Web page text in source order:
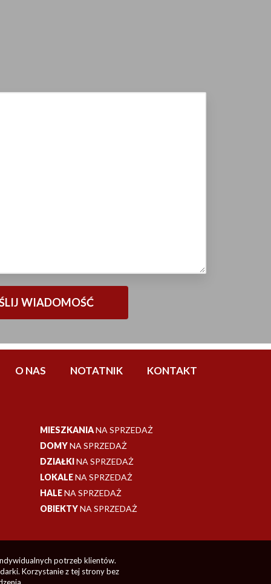
O NAS NOTATNIK KONTAKT
MIESZKANIANA SPRZEDAŻ
DOMYNA SPRZEDAŻ
DZIAŁKINA SPRZEDAŻ
LOKALENA SPRZEDAŻ
HALENA SPRZEDAŻ
OBIEKTYNA SPRZEDAŻ
potrzeb klientów.
Korzystanie z tej strony bez